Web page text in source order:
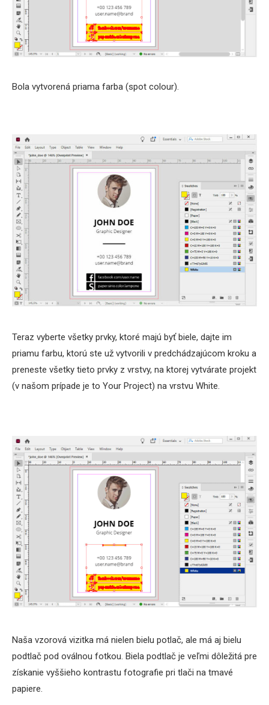
Bola vytvorená priama farba (spot colour).
Teraz vyberte všetky prvky, ktoré majú byť biele, dajte im
priamu farbu, ktorú ste už vytvorili v predchádzajúcom kroku a
preneste všetky tieto prvky z vrstvy, na ktorej vytvárate projekt
(v našom prípade je to Your Project) na vrstvu White.
Naša vzorová vizitka má nielen bielu potlač, ale má aj bielu
podtlač pod oválnou fotkou. Biela podtlač je veľmi dôležitá pre
získanie vyššieho kontrastu fotografie pri tlači na tmavé
papiere.